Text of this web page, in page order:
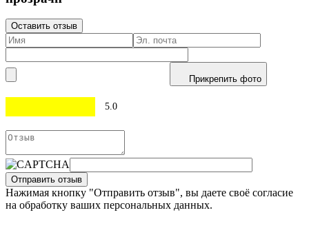
Оставить отзыв
Прикрепить фото
5.0
Отправить отзыв
Нажимая кнопку "Отправить отзыв", вы даете своё согласие
на обработку ваших персональных данных.